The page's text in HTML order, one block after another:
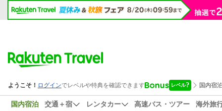
国内宿泊 交通＋宿 レンタカー 高速バス・ツアー
海外旅